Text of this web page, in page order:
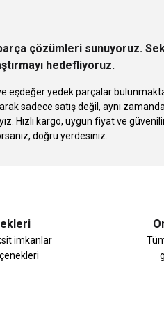
çözümleri sunuyoruz.
hedefliyoruz.
eşdeğer yedek parçalar
sadece satış değil, aynı
kargo, uygun fiyat ve
doğru yerdesiniz.
imkanlar